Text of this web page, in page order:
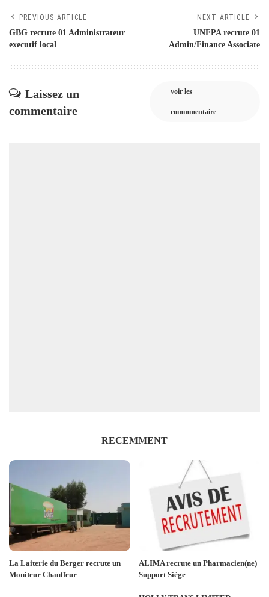
PREVIOUS ARTICLE
GBG recrute 01 Administrateur
executif local
NEXT ARTICLE
UNFPA recrute 01
Admin/Finance Associate
Laissez un
commentaire
voir les
commmentaire
RECEMMENT
La Laiterie du Berger recrute un
Moniteur Chauffeur
ALIMA recrute un Pharmacien(ne)
Support Siège